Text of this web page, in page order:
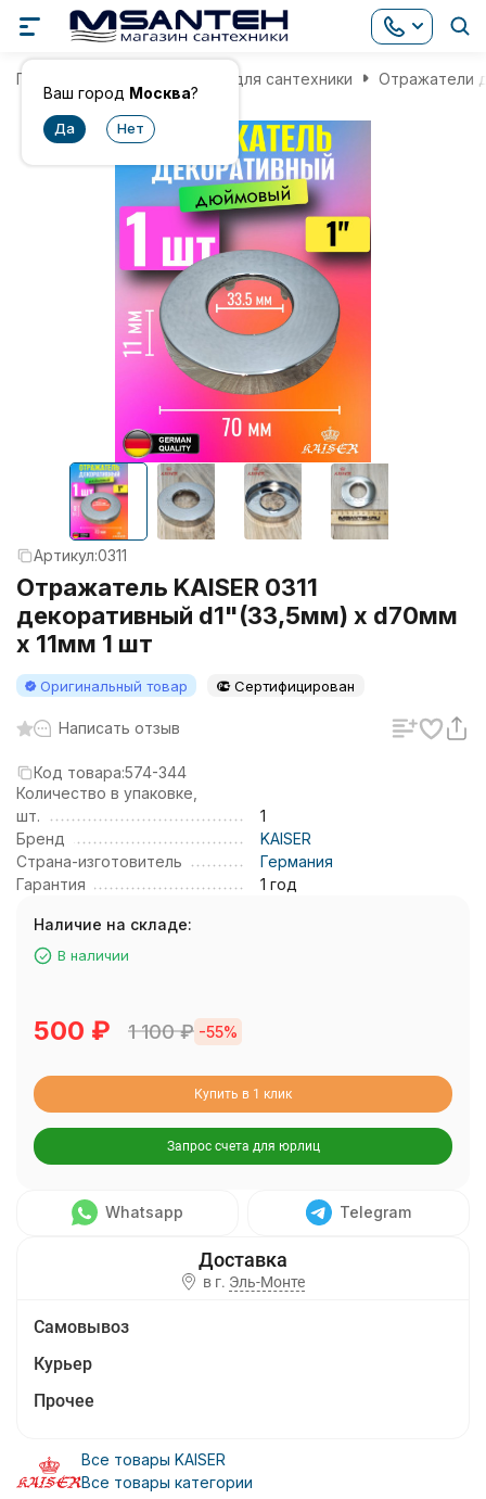
Ваш город Москва?
Главная Комплектующие для сантехники Отражатели
Артикул:0311
Отражатель KAISER 0311
декоративный d1"(33,5мм) х d70мм
х 11мм 1 шт
Оригинальный товар Сертифицирован
Написать отзыв
Код товара:574-344
Количество в упаковке,
шт.
1
Бренд
KAISER
Страна-изготовитель
Германия
Гарантия
1 год
Наличие на складе:
В наличии
500 ₽ 1 100₽ -55%
Купить в 1 клик
Запрос счета для юрлиц
Whatsapp Telegram
в г. Эль-Монте
Самовывоз
Курьер
Прочее
Все товары KAISER
Все товары категории